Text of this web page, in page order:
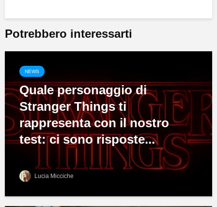
Potrebbero interessarti
NEWS
Quale personaggio di
Stranger Things ti
rappresenta con il nostro
test: ci sono risposte...
Lucia Micciche